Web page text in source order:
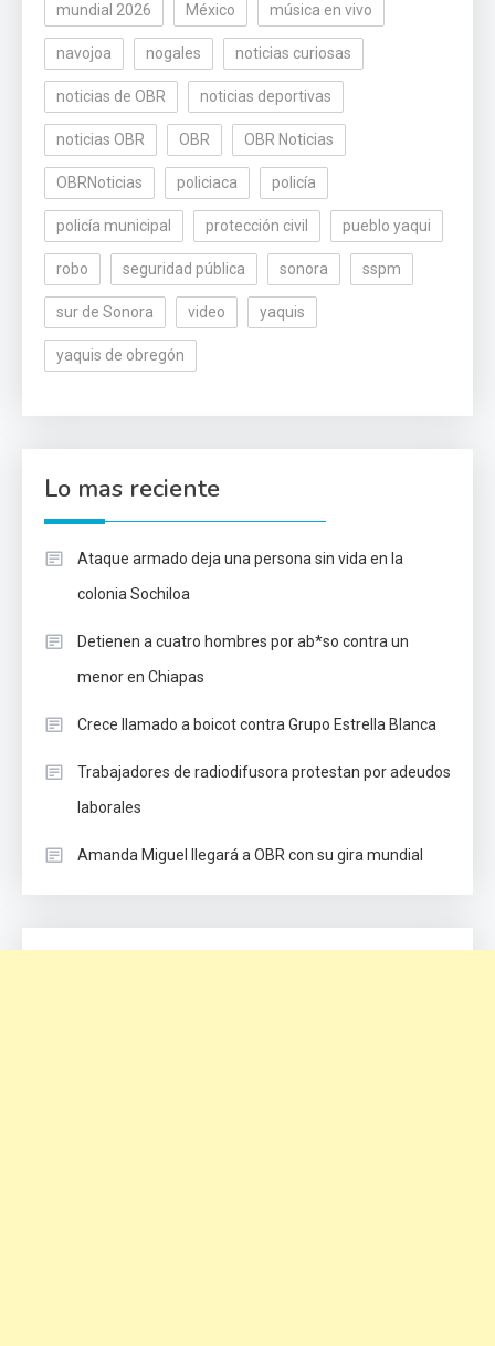
mundial 2026 México música en vivo
navojoa nogales noticias curiosas
noticias de OBR noticias deportivas
noticias OBR OBR OBR Noticias
OBRNoticias policiaca policía
policía municipal protección civil pueblo yaqui
robo seguridad pública sonora sspm
sur de Sonora video yaquis
yaquis de obregón
Lo mas reciente
Ataque armado deja una persona sin vida en la
colonia Sochiloa
Detienen a cuatro hombres por ab*so contra un
menor en Chiapas
Crece llamado a boicot contra Grupo Estrella Blanca
Trabajadores de radiodifusora protestan por adeudos
laborales
Amanda Miguel llegará a OBR con su gira mundial